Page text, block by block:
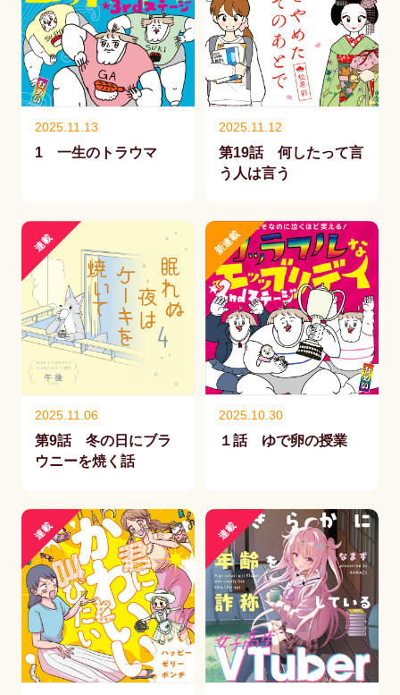
2025.11.13
1 一生のトラウマ
2025.11.12
第19話 何したって言
う人は言う
連載
2025.11.06
第9話 冬の日にブラ
ウニーを焼く話
新連載
2025.10.30
１話 ゆで卵の授業
連載 連載